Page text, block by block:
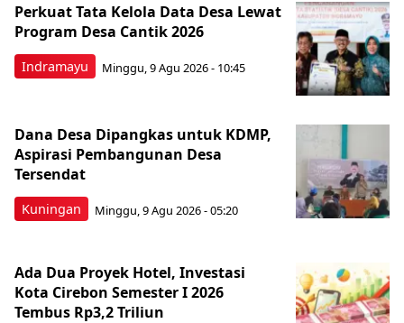
Indramayu
Perkuat Tata Kelola Data Desa Lewat
Program Desa Cantik 2026
Minggu, 9 Agu 2026 - 10:45
Kuningan
Dana Desa Dipangkas untuk KDMP,
Aspirasi Pembangunan Desa
Tersendat
Minggu, 9 Agu 2026 - 05:20
Ada Dua Proyek Hotel, Investasi
Kota Cirebon Semester I 2026
Tembus Rp3,2 Triliun